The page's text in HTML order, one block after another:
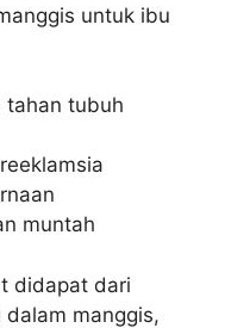
untuk ibu
tahan tubuh
muntah
didapat dari
manggis,